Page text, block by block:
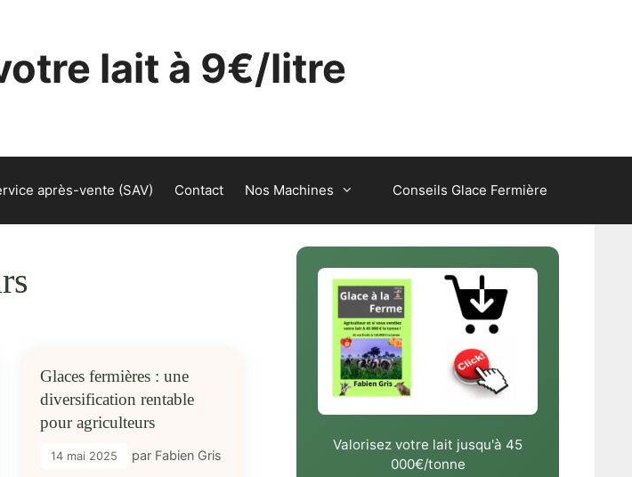
lait à 9€/litre
après-vente (SAV) Contact Nos Machines Conseils Glace Fermière
Glaces fermières : une
diversification rentable
pour agriculteurs
14 mai 2025 par Fabien Gris
Valorisez votre lait jusqu'à 45
000€/tonne